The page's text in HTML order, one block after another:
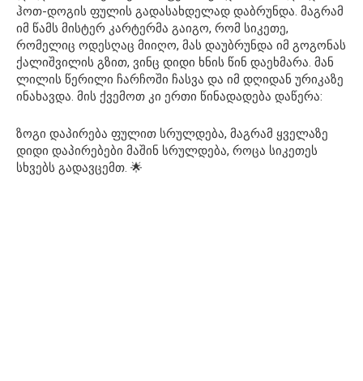
ჰოთ-დოგის ფულის გადასახდელად დაბრუნდა. მაგრამ
იმ წამს მისტერ კარტერმა გაიგო, რომ სიკეთე,
რომელიც ოდესღაც მიიღო, მას დაუბრუნდა იმ გოგონას
ქალიშვილის გზით, ვინც დიდი ხნის წინ დაეხმარა. მან
ლილის წერილი ჩარჩოში ჩასვა და იმ დღიდან ურიკაზე
ინახავდა. მის ქვემოთ კი ერთი წინადადება დაწერა:
ზოგი დაპირება ფულით სრულდება, მაგრამ ყველაზე
დიდი დაპირებები მაშინ სრულდება, როცა სიკეთეს
სხვებს გადავცემთ. 🌟